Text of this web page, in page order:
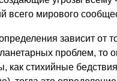
всего мирового
зависит от
проблем, то
как стихийные